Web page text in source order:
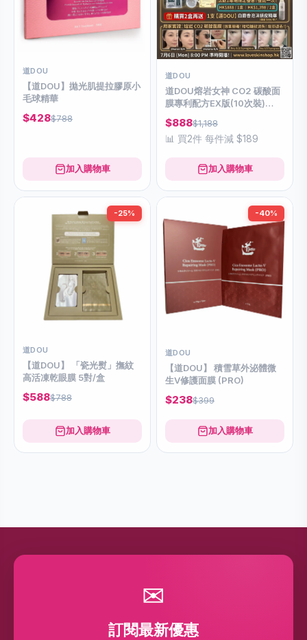
道DOU
【道DOU】拋光肌提拉膠原小
毛球精華
$428$788
加入購物車
道DOU
道DOU熔岩女神 CO2 碳酸面
膜專利配方EX版(10次裝)
(40g+7g)
$888$1,188
📊 買2件 每件減 $189
加入購物車
-25%
道DOU
【道DOU】 「瓷光熨」撫紋
高活凍乾眼膜 5對/盒
$588$788
加入購物車
-40%
道DOU
【道DOU】 積雪草外泌體微
生V修護面膜 (PRO)
$238$399
加入購物車
✉
訂閱最新優惠